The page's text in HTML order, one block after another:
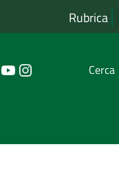
Rubrica
Cerca